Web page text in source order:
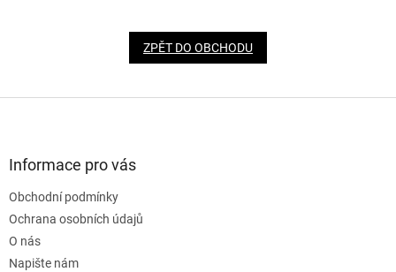
ZPĚT DO OBCHODU
Informace pro vás
Obchodní podmínky
Ochrana osobních údajů
O nás
Napište nám